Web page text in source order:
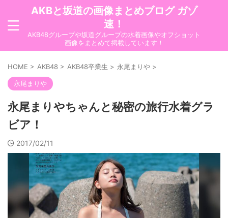
AKBと坂道の画像まとめブログ ガゾ
速！
AKB48グループや坂道グループの水着画像やオフショット
画像をまとめて掲載しています！
HOME > AKB48 > AKB48卒業生 > 永尾まりや >
永尾まりや
永尾まりやちゃんと秘密の旅行水着グラ
ビア！
2017/02/11